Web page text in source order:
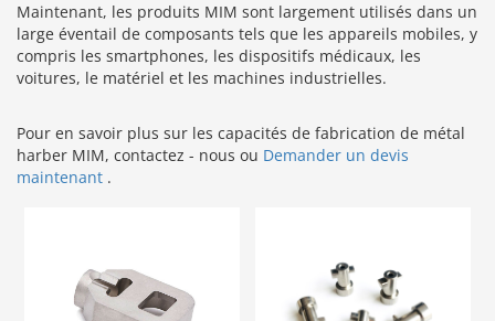
Maintenant, les produits MIM sont largement utilisés dans un
large éventail de composants tels que les appareils mobiles, y
compris les smartphones, les dispositifs médicaux, les
voitures, le matériel et les machines industrielles.
Pour en savoir plus sur les capacités de fabrication de métal
harber MIM, contactez - nous ou Demander un devis
maintenant .